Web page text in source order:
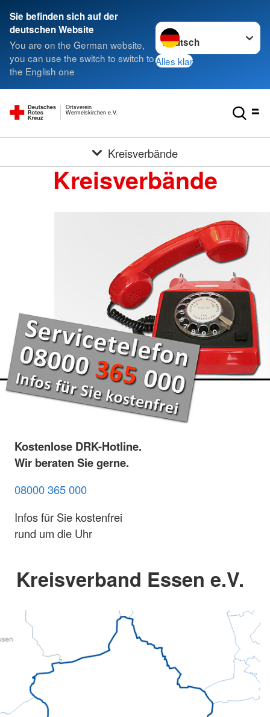
Sie befinden sich auf der
deutschen Website
You are on the German website,
you can use the switch to switch to
the English one
Sprache wechseln zu
Alles klar
Wermelskirchen e.V.
Ortsverein
Kreisverbände
Kreisverbände
Kostenlose DRK-Hotline.
Wir beraten Sie gerne.
08000 365 000
Infos für Sie kostenfrei
rund um die Uhr
Kreisverband Essen e.V.